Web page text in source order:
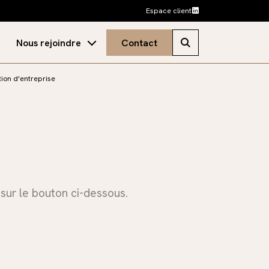
Espace client
Nous rejoindre
Nos annonces
Contact
d'entreprise
le bouton ci-dessous.